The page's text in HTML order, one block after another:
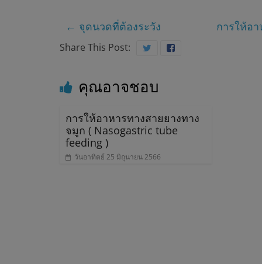
ร
า
ช
ต
ะ
← จุดนวดที่ต้องระวัง การให้อ
Share This Post:
คุณอาจชอบ
การให้อาหารทางสายยางทาง
จมูก ( Nasogastric tube
feeding )
วันอาทิตย์ 25 มิถุนายน 2566